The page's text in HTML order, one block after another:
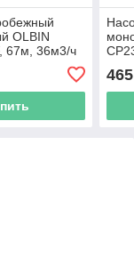
OLBIN
67м, 36м3/ч